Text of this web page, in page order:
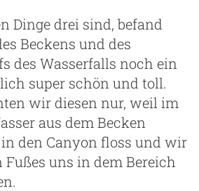
Dinge drei sind, befand
Beckens und des
des Wasserfalls noch ein
super schön und toll.
wir diesen nur, weil im
aus dem Becken
den Canyon floss und wir
uns in dem Bereich